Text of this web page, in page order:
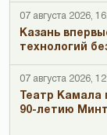
07 августа 2026,
Казань
технологий
07 августа 2026,
Театр Камала
90-летию